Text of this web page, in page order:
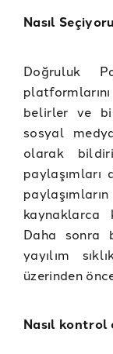
Nasıl
Doğruluk
belirler ve
sosyal
olarak
kaynaklarca
Daha sonra
yayılım
üzerinden
Nasıl kontrol